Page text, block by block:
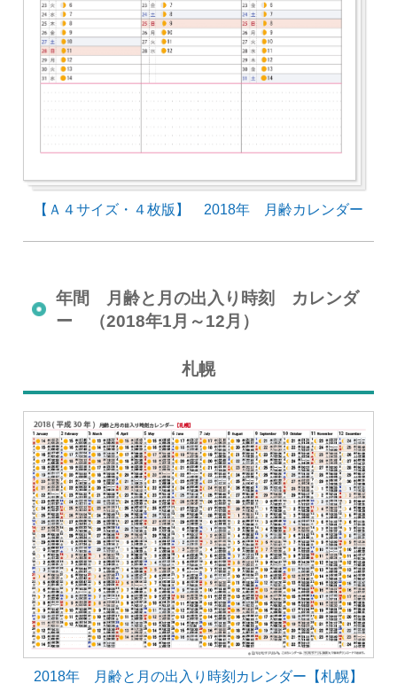
【Ａ４サイズ・４枚版】 2018年 月齢カレンダー
年間 月齢と月の出入り時刻 カレンダ
ー （2018年1月～12月）
札幌
2018年 月齢と月の出入り時刻カレンダー【札幌】